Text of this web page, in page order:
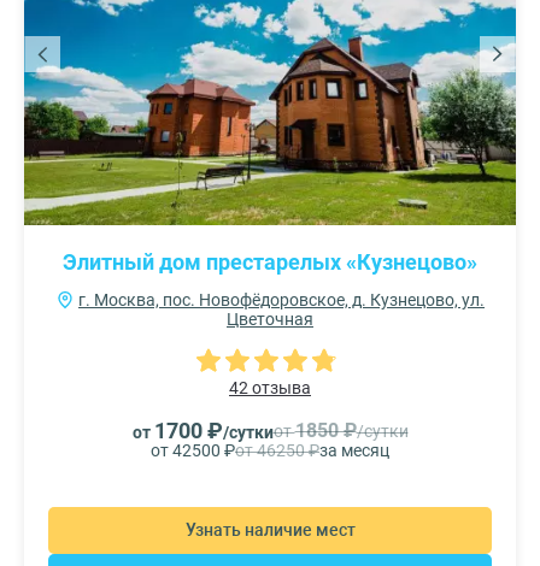
Элитный дом престарелых «Кузнецово»
г. Москва, пос. Новофёдоровское, д. Кузнецово, ул.
Цветочная
42 отзыва
от 1700 ₽/суткиот1850 ₽/сутки
от 42500 ₽от 46250 ₽за месяц
Узнать наличие мест